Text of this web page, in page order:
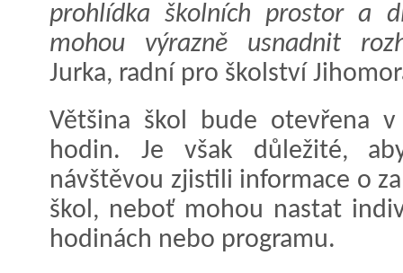
prohlídka školních prostor a
mohou výrazně usnadnit
Jurka, radní pro školství
Většina škol bude otevřena
hodin. Je však důležité,
návštěvou zjistili informace o
škol, neboť mohou nastat
hodinách nebo programu.